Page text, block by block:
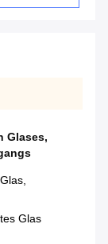
Glases,
Glas